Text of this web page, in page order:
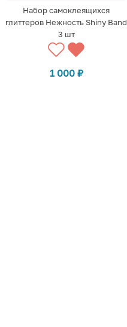
Набор самоклеящихся
глиттеров Нежность Shiny Band
3 шт
1 000 ₽